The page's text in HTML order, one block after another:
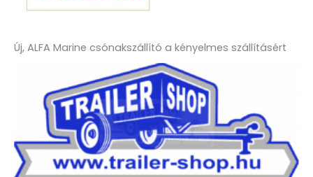
Új, ALFA Marine csónakszállító a kényelmes szállításért